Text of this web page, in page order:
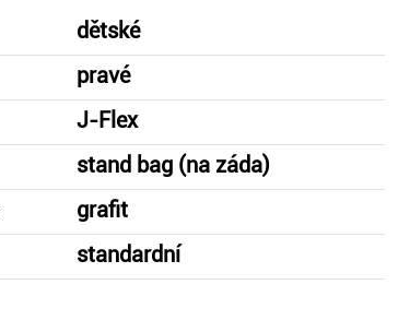
dětské
pravé
J-Flex
stand bag (na záda)
grafit
standardní